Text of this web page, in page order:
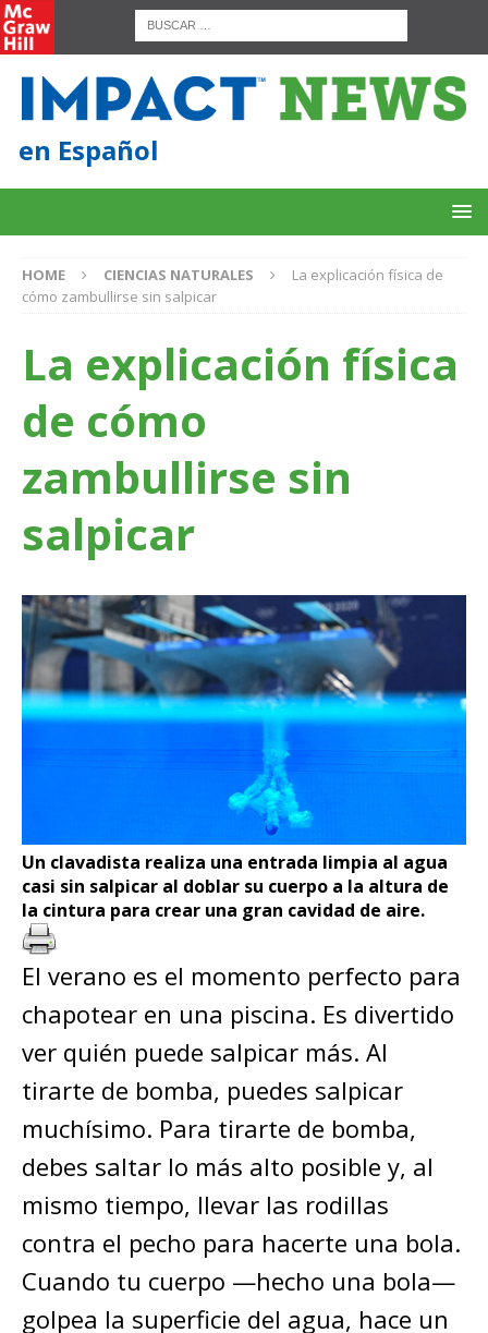
en Español
HOME CIENCIAS NATURALES
La explicación física de
cómo zambullirse sin salpicar
La explicación física
de cómo
zambullirse sin
salpicar
Un clavadista realiza una entrada limpia al agua
casi sin salpicar al doblar su cuerpo a la altura de
la cintura para crear una gran cavidad de aire.
El verano es el momento perfecto para
chapotear en una piscina. Es divertido
ver quién puede salpicar más. Al
tirarte de bomba, puedes salpicar
muchísimo. Para tirarte de bomba,
debes saltar lo más alto posible y, al
mismo tiempo, llevar las rodillas
contra el pecho para hacerte una bola.
Cuando tu cuerpo —hecho una bola—
golpea la superficie del agua, hace un